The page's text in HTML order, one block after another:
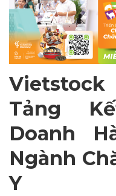
Tin tức
Liên Hệ
Tảng Kế
Doanh
Ngành Ch
Y